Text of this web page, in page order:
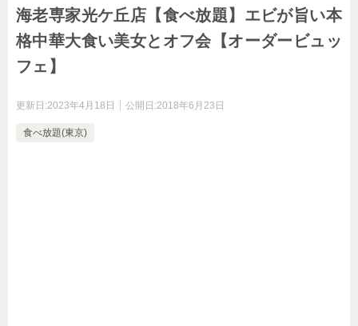
海老専家光ケ丘店【食べ放題】エビが旨い本
格中華大食い美女とオフ会【オーダービュッ
フェ】
更新日:2023年4月18日 公開日:2018年6月23日
食べ放題(東京)